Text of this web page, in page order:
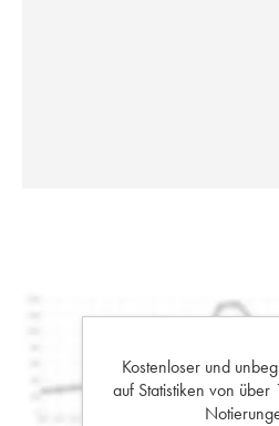
Kostenloser und
auf Statistiken von